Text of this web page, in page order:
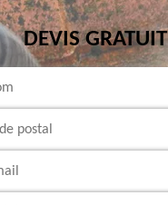
DEVIS GRATUIT